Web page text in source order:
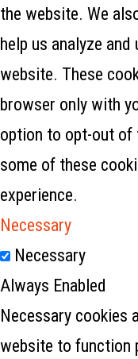
the website. We
help us analyze
website. These
browser only with
option to opt-out of
some of these
experience.
Necessary
Necessary
Always Enabled
Necessary cookies
website to function